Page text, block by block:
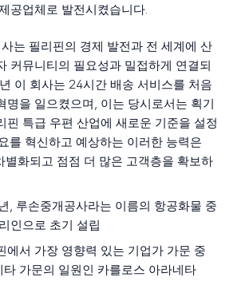
공업체로 발전시켰습니다.
는 필리핀의 경제 발전과 전 세계에 산
커뮤니티의 필요성과 밀접하게 연결되
이 회사는 24시간 배송 서비스를 처음
명을 일으켰으며, 이는 당시로서는 획기
핀 특급 우편 산업에 새로운 기준을 설정
를 혁신하고 예상하는 이러한 능력은
별화되고 점점 더 많은 고객층을 확보하
, 루손중개공사라는 이름의 항공화물 중
인으로 초기 설립
에서 가장 영향력 있는 기업가 가문 중
가문의 일원인 카를로스 아라네타